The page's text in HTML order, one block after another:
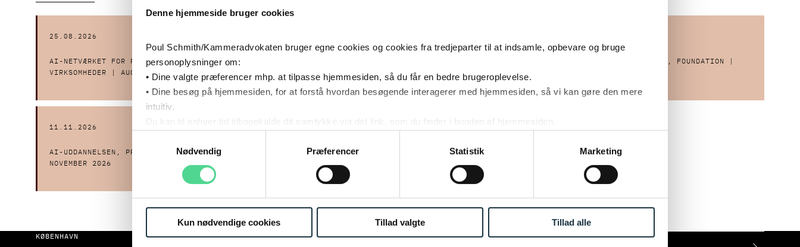
Denne hjemmeside bruger cookies
Poul Schmith/Kammeradvokaten bruger egne cookies og cookies fra tredjeparter til at indsamle, opbevare og bruge
personoplysninger om:
• Dine valgte præferencer mhp. at tilpasse hjemmesiden, så du får en bedre brugeroplevelse.
• Dine besøg på hjemmesiden, for at forstå hvordan besøgende interagerer med hjemmesiden, så vi kan gøre den mere
intuitiv.
Du kan til enhver tid tilbagekalde dit samtykke via det link, som du finder i bunden af hjemmesiden.
Læs mere om vores behandling af personoplysninger her.
Nødvendig
Præferencer Statistik Marketing
Kun nødvendige cookies Tillad valgte Tillad alle
25.08.2026
AI-NETVÆRKET FOR PRIVATE
VIRKSOMHEDER | AUGUST 2026
WEBINAR | MORGENNYT:
DATABESKYTTELSE & AI
AI-UDDANNELSEN, FOUNDATION |
11.11.2026
AI-UDDANNELSEN, PRACTITIONER |
NOVEMBER 2026
AI-NETVÆRKET FOR PRIVATE
VIRKSOMHEDER | NOVEMBER 2026
DATABESKYTTELSESNETVÆRKET #4
KØBENHAVN AARHUS NUUK